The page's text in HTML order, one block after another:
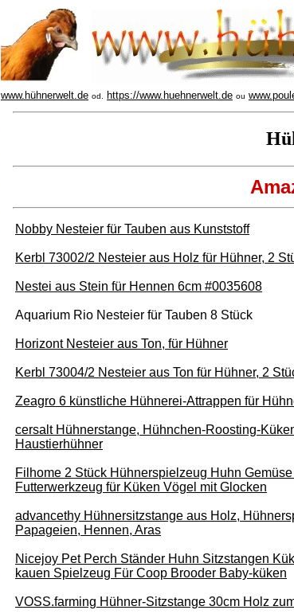
www.hühnerwelt.de od. https://www.huehnerwelt.de ou
Nobby Nesteier für Tauben aus Kunststoff
Kerbl 73002/2 Nesteier aus Holz für Hühner, 2
Nestei aus Stein für Hennen 6cm #0035608
Aquarium Rio Nesteier für Tauben 8 Stück
Horizont Nesteier aus Ton, für Hühner
Kerbl 73004/2 Nesteier aus Ton für Hühner, 2
Zeagro 6 künstliche Hühnerei-Attrappen für
cersalt Hühnerstange, Hühnchen-Roosting-
Haustierhühner
Filhome 2 Stück Hühnerspielzeug Huhn
Futterwerkzeug für Küken Vögel mit Glocken
advancethy Hühnersitzstange aus Holz,
Papageien, Hennen, Aras
Nicejoy Pet Perch Ständer Huhn Sitzstangen
kauen Spielzeug Für Coop Brooder Baby-küken
VOSS.farming Hühner-Sitzstange 30cm Holz